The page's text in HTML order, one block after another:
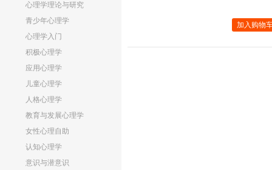
心理学理论与研究
青少年心理学
心理学入门
积极心理学
应用心理学
儿童心理学
人格心理学
教育与发展心理学
女性心理自助
认知心理学
意识与潜意识
加入购物